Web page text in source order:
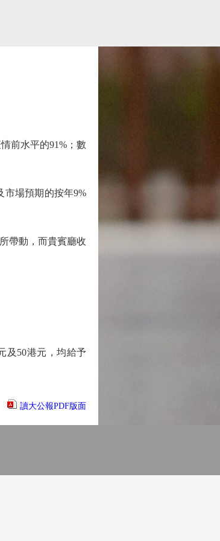
前水平的91%；數
場預期的按年9%
帶動，而貴賓廳收
及50港元，均給予
讀大公報PDF版面